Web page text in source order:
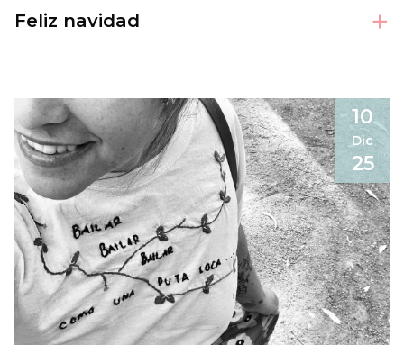
Feliz navidad +
10
Dic
25